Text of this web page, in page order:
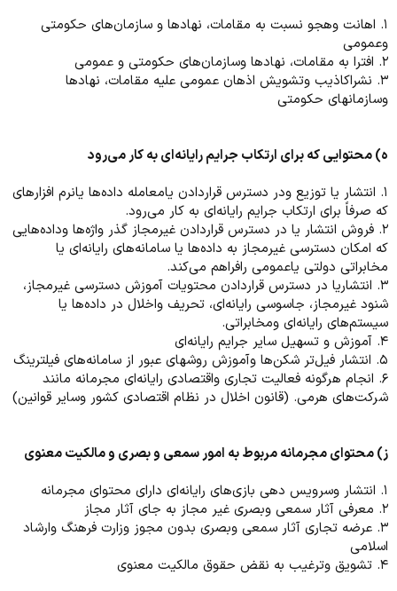
۱. اهانت وهجو نسبت به مقامات، نهاد‌ها و سازمان‌های حکومتی
وعمومی
۲. افترا به مقامات، نهاد‌ها وسازمان‌های حکومتی و عمومی
۳. نشراکاذیب وتشویش اذهان عمومی علیه مقامات، نهاد‌ها
وسازمانهای حکومتی
ه) محتوایی که برای ارتکاب جرایم رایانه‌ای به کار می‌رود
۱. انتشار یا توزیع ودر دسترس قراردادن یامعامله داده‌ها یانرم افزارهای
که صرفاً برای ارتکاب جرایم رایانه‌ای به کار می‌رود.
۲. فروش انتشار یا در دسترس قراردادن غیرمجاز گذر واژه‌ها وداده‌هایی
که امکان دسترسی غیرمجاز به داده‌ها یا سامانه‌های رایانه‌ای یا
مخابراتی دولتی یاعمومی رافراهم می‌کند.
۳. انتشاریا در دسترس قراردادن محتویات آموزش دسترسی غیرمجاز،
شنود غیرمجاز، جاسوسی رایانه‌ای، تحریف واخلال در داده‌ها یا
سیستم‌های رایانه‌ای ومخابراتی.
۴. آموزش و تسهیل سایر جرایم رایانه‌ای
۵. انتشار فیل‌تر شکن‌ها وآموزش روشهای عبور از سامانه‌های فیلترینگ
۶. انجام هرگونه فعالیت تجاری واقتصادی رایانه‌ای مجرمانه مانند
شرکت‌های هرمی. (قانون اخلال در نظام اقتصادی کشور وسایر قوانین)
ز) محتوای مجرمانه مربوط به امور سمعی و بصری و مالکیت معنوی
۱. انتشار وسرویس دهی بازی‌های رایانه‌ای دارای محتوای مجرمانه
۲. معرفی آثار سمعی وبصری غیر مجاز به جای آثار مجاز
۳. عرضه تجاری آثار سمعی وبصری بدون مجوز وزارت فرهنگ وارشاد
اسلامی
۴. تشویق وترغیب به نقض حقوق مالکیت معنوی